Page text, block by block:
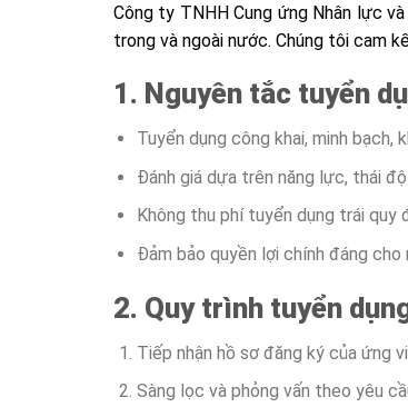
Công ty TNHH Cung ứng Nhân lực
trong và ngoài nước. Chúng tôi cam
1. Nguyên tắc tuyển
Tuyển dụng công khai, minh bạch,
Đánh giá dựa trên năng lực, thái
Không thu phí tuyển dụng trái quy
Đảm bảo quyền lợi chính đáng
2. Quy trình tuyển
Tiếp nhận hồ sơ đăng ký của ứng
Sàng lọc và phỏng vấn theo yêu